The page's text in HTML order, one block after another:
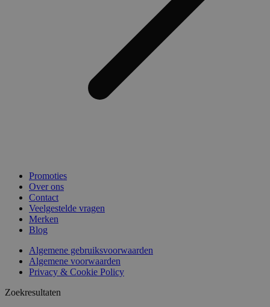
Promoties
Over ons
Contact
Veelgestelde vragen
Merken
Blog
Algemene gebruiksvoorwaarden
Algemene voorwaarden
Privacy & Cookie Policy
Zoekresultaten